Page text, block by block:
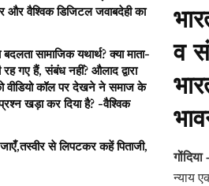
और वैश्विक डिजिटल जवाबदेही का
सामाजिक यथार्थ? क्या माता-
गए हैं, संबंध नहीं? औलाद द्वारा
वीडियो कॉल पर देखने ने समाज के
खड़ा कर दिया है? -वैश्विक
से लिपटकर कहें पिताजी,
व
गोंदिया
न्याय